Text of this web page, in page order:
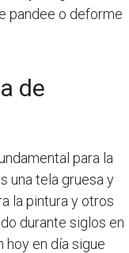
pandee o deforme
de
para la
una tela gruesa y
la pintura y otros
durante siglos en
hoy en día sigue